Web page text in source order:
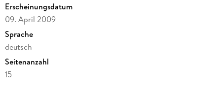
besonders schwer .
Doch gerade diese Problematik macht das Thema Revolution
1848 in Deutschland so interessant. Durch die fehlende
Einheit Deutschlands lassen sich sehr gut innerdeutsche
Vergleiche der Revolution 1848 in den verschiedenen
Fürstentümern und Königreichen anstellen. Jedoch soll sich
diese Arbeit speziell mit dem Ablauf der Revolution in
Erscheinungsdatum
09. April 2009
Sprache
deutsch
Seitenanzahl
15